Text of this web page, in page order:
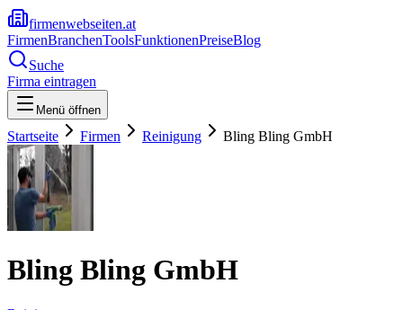
firmenwebseiten.at
FirmenBranchenToolsFunktionenPreiseBlog
Suche
Firma eintragen
Menü öffnen
Startseite Firmen Reinigung Bling Bling GmbH
Bling Bling GmbH